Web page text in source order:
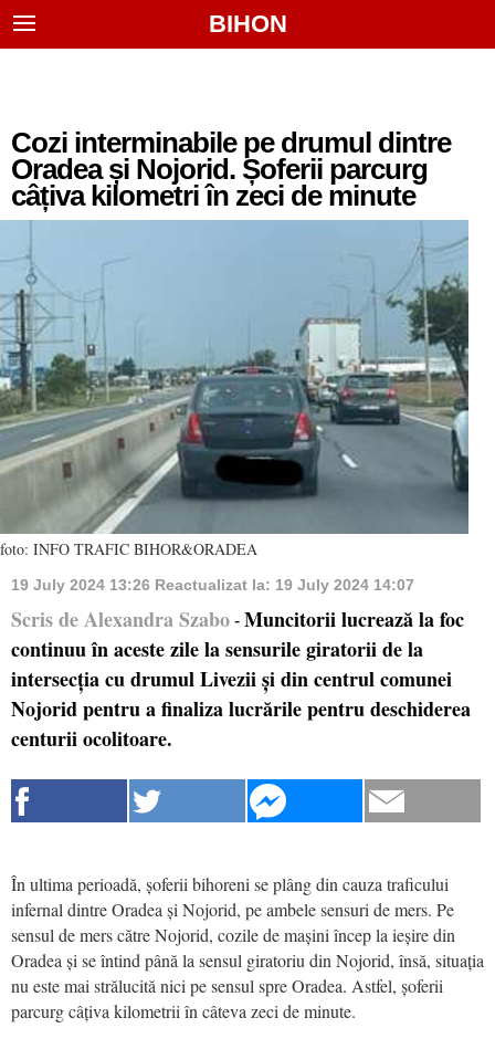
BIHON
Cozi interminabile pe drumul dintre
Oradea și Nojorid. Șoferii parcurg
câțiva kilometri în zeci de minute
foto: INFO TRAFIC BIHOR&ORADEA
19 July 2024 13:26 Reactualizat la: 19 July 2024 14:07
Scris de Alexandra Szabo - Muncitorii lucrează la foc
continuu în aceste zile la sensurile giratorii de la
intersecția cu drumul Livezii și din centrul comunei
Nojorid pentru a finaliza lucrările pentru deschiderea
centurii ocolitoare.
În ultima perioadă, șoferii bihoreni se plâng din cauza traficului
infernal dintre Oradea și Nojorid, pe ambele sensuri de mers. Pe
sensul de mers către Nojorid, cozile de mașini încep la ieșire din
Oradea și se întind până la sensul giratoriu din Nojorid, însă, situația
nu este mai strălucită nici pe sensul spre Oradea. Astfel, șoferii
parcurg câțiva kilometrii în câteva zeci de minute.